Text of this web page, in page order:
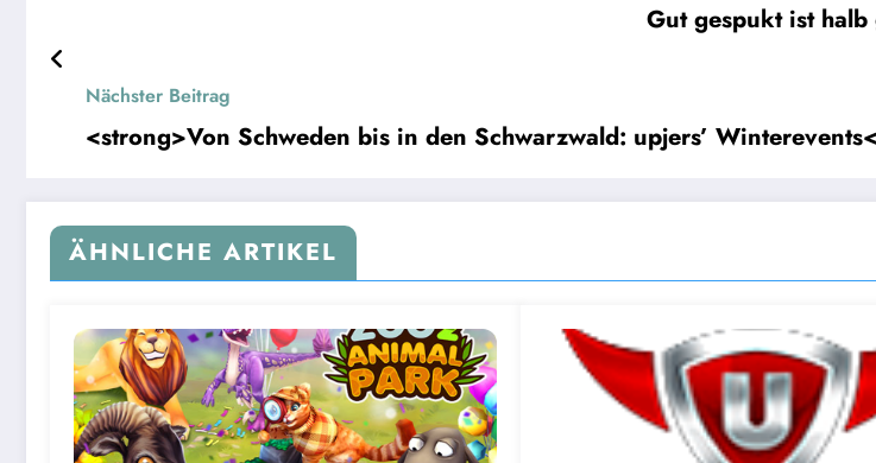
Gut gespukt ist
Nächster Beitrag
<strong>Von Schweden bis in den Schwarzwald: upjers’
ÄHNLICHE ARTIKEL